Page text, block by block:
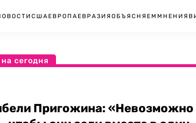
США ЕВРОПА ЕВРАЗИЯ ОБЪЯСНЯЕМ МНЕНИЯ
сегодня
Пригожина: «Невозможно